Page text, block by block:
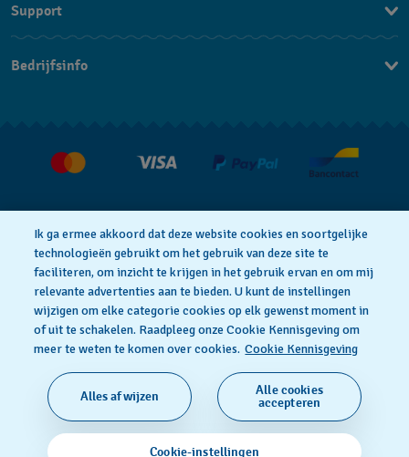
Support
Contacteer Ons
FAQ
Verkoopvoorwaarden
Annulering van de overeenkomst
Bedrijfsinfo
Privacy Verklaring Cookies
Gebruiksvoorwaarden
SWISS MADE
© 2026 Flik Flak, een divisie van Swatch Ltd. Alle
Ik ga ermee akkoord dat deze website cookies en soortgelijke
technologieën gebruikt om het gebruik van deze site te
faciliteren, om inzicht te krijgen in het gebruik ervan en om mij
relevante advertenties aan te bieden. U kunt de instellingen
wijzigen om elke categorie cookies op elk gewenst moment in
of uit te schakelen. Raadpleeg onze Cookie Kennisgeving om
meer te weten te komen over cookies. Cookie Kennisgeving
Cookie-instellingen
Alles afwijzen
Alle cookies
accepteren